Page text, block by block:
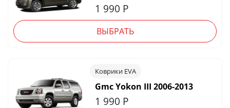
1 990 Р
ВЫБРАТЬ
Коврики EVA
Gmc Yokon III 2006-2013
1 990 Р